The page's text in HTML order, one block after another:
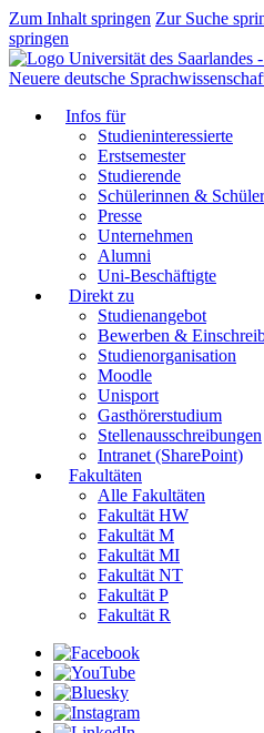
Zum Inhalt springen Zur Suche
springen
Neuere deutsche
Infos für
Studieninteressierte
Erstsemester
Studierende
Schülerinnen & Schüler
Presse
Unternehmen
Alumni
Uni-Beschäftigte
Direkt zu
Studienangebot
Bewerben &
Studienorganisation
Moodle
Unisport
Gasthörerstudium
Stellenausschreibungen
Intranet (SharePoint)
Fakultäten
Alle Fakultäten
Fakultät HW
Fakultät M
Fakultät MI
Fakultät NT
Fakultät P
Fakultät R